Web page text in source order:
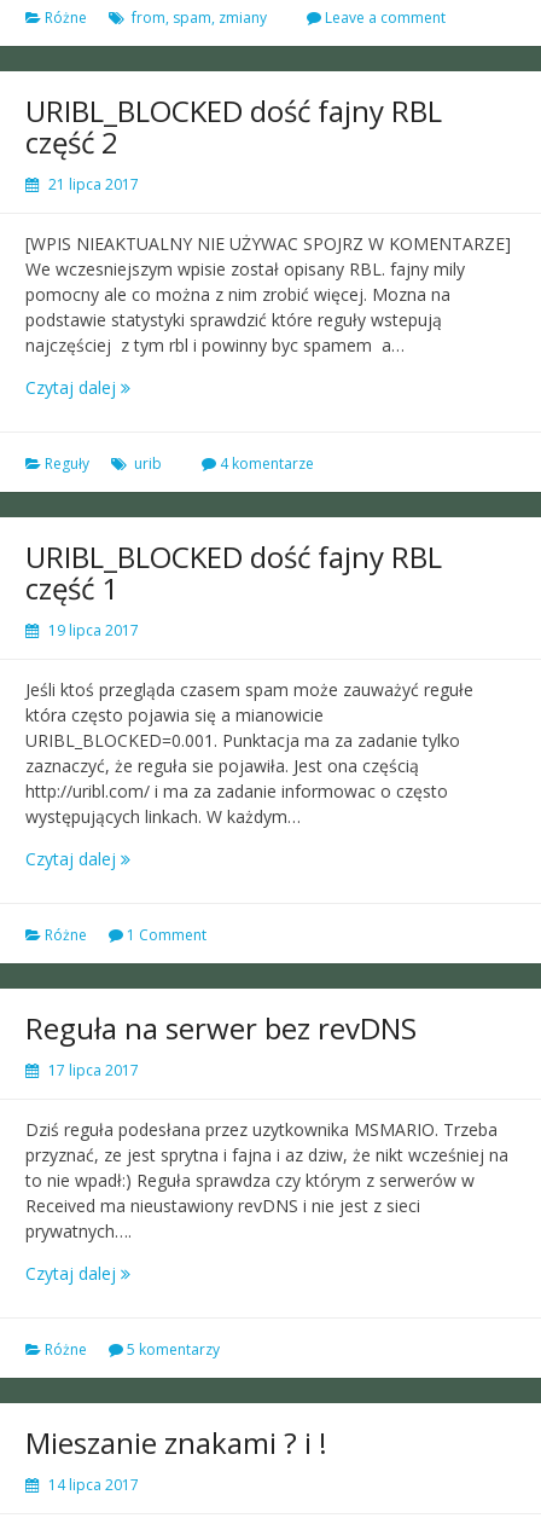
Różne from, spam, zmiany Leave a comment
URIBL_BLOCKED dość fajny RBL
część 2
21 lipca 2017
[WPIS NIEAKTUALNY NIE UŻYWAC SPOJRZ W KOMENTARZE]
We wczesniejszym wpisie został opisany RBL. fajny mily
pomocny ale co można z nim zrobić więcej. Mozna na
podstawie statystyki sprawdzić które reguły wstepują
najczęściej z tym rbl i powinny byc spamem a…
Czytaj dalej
Reguły urib 4 komentarze
URIBL_BLOCKED dość fajny RBL
część 1
19 lipca 2017
Jeśli ktoś przegląda czasem spam może zauważyć regułe
która często pojawia się a mianowicie
URIBL_BLOCKED=0.001. Punktacja ma za zadanie tylko
zaznaczyć, że reguła sie pojawiła. Jest ona częścią
http://uribl.com/ i ma za zadanie informowac o często
występujących linkach. W każdym…
Czytaj dalej
Różne 1 Comment
Reguła na serwer bez revDNS
17 lipca 2017
Dziś reguła podesłana przez uzytkownika MSMARIO. Trzeba
przyznać, ze jest sprytna i fajna i az dziw, że nikt wcześniej na
to nie wpadł:) Reguła sprawdza czy którym z serwerów w
Received ma nieustawiony revDNS i nie jest z sieci
prywatnych….
Czytaj dalej
Różne 5 komentarzy
Mieszanie znakami ? i !
14 lipca 2017